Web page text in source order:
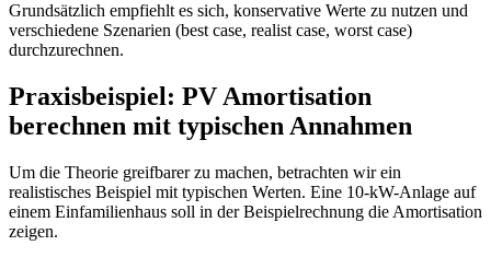
Grundsätzlich empfiehlt es sich, konservative Werte zu nutzen und
verschiedene Szenarien (best case, realist case, worst case)
durchzurechnen.
Praxisbeispiel: PV Amortisation
berechnen mit typischen Annahmen
Um die Theorie greifbarer zu machen, betrachten wir ein
realistisches Beispiel mit typischen Werten. Eine 10-kW-Anlage auf
einem Einfamilienhaus soll in der Beispielrechnung die Amortisation
zeigen.